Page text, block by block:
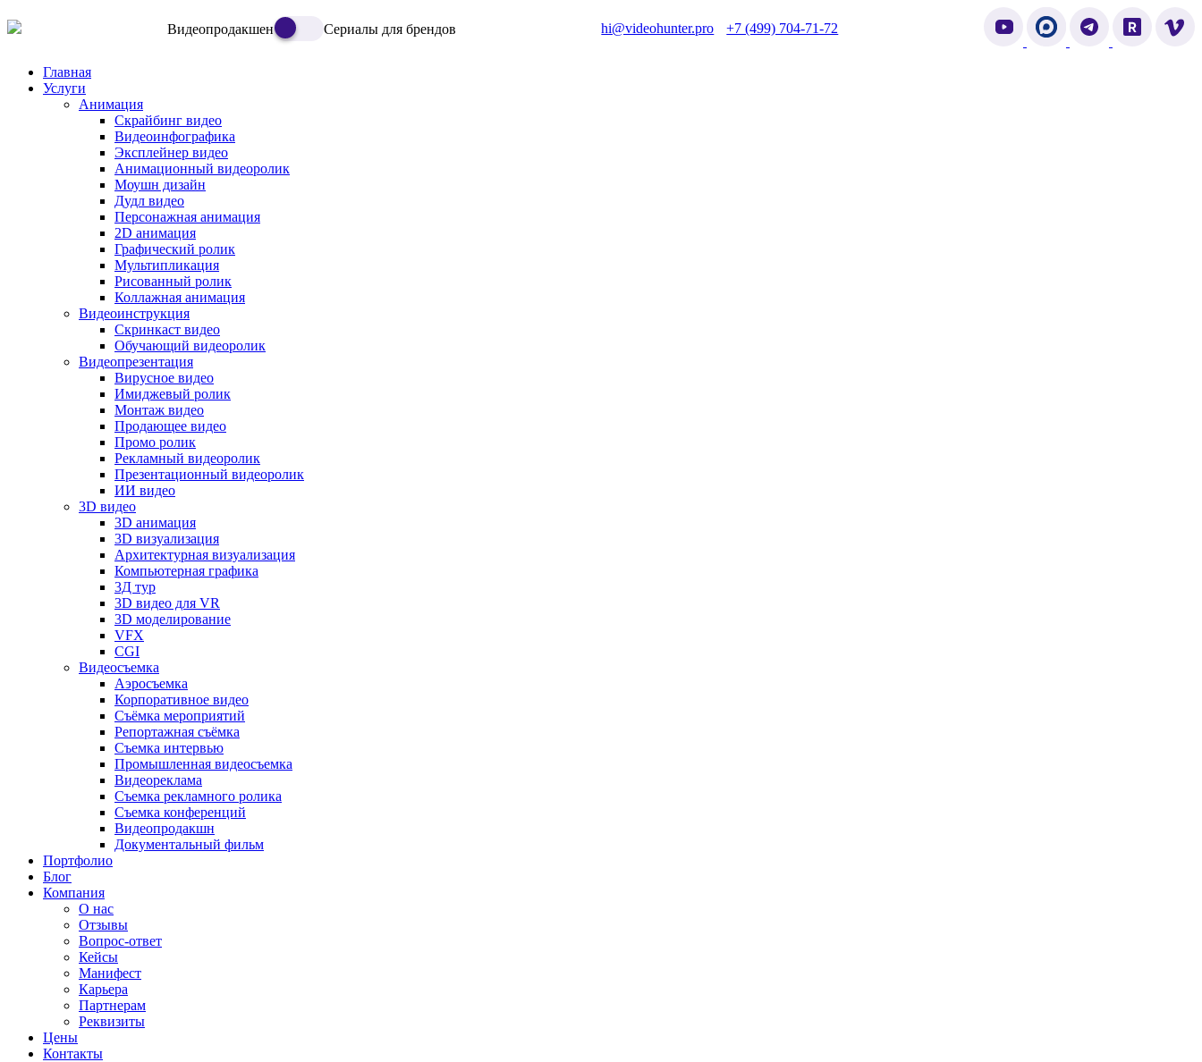
Видеопродакшен Сериалы для брендов hi@videohunter.pro +7 (499) 704-71-72
Главная
Услуги
Анимация
Скрайбинг видео
Видеоинфографика
Эксплейнер видео
Анимационный видеоролик
Моушн дизайн
Дудл видео
Персонажная анимация
2D анимация
Графический ролик
Мультипликация
Рисованный ролик
Коллажная анимация
Видеоинструкция
Скринкаст видео
Обучающий видеоролик
Видеопрезентация
Вирусное видео
Имиджевый ролик
Монтаж видео
Продающее видео
Промо ролик
Рекламный видеоролик
Презентационный видеоролик
ИИ видео
3D видео
3D анимация
3D визуализация
Архитектурная визуализация
Компьютерная графика
3Д тур
3D видео для VR
3D моделирование
VFX
CGI
Видеосъемка
Аэросъемка
Корпоративное видео
Съёмка мероприятий
Репортажная съёмка
Съемка интервью
Промышленная видеосъемка
Видеореклама
Съемка рекламного ролика
Съемка конференций
Видеопродакшн
Документальный фильм
Портфолио
Блог
Компания
О нас
Отзывы
Вопрос-ответ
Кейсы
Манифест
Карьера
Партнерам
Реквизиты
Цены
Контакты